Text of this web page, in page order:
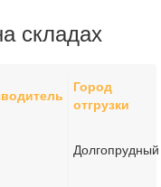
складах
Город
отгрузки
Долгопрудный